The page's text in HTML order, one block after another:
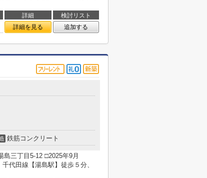
詳細
検討リスト
詳細を見る 追加する
鉄筋コンクリート
三丁目5-12 □2025年9月
田線【湯島駅】徒歩５分、